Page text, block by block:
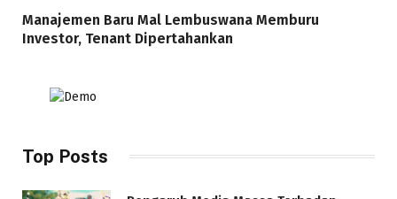
Manajemen Baru Mal Lembuswana Memburu
Investor, Tenant Dipertahankan
Top Posts